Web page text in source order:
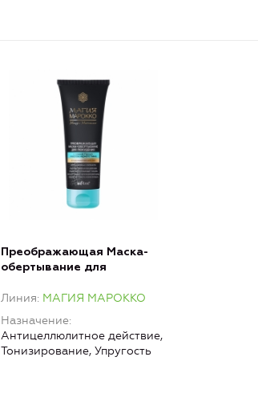
Преображающая Маска-
обертывание для
и маслом черного тмина
Линия МАГИЯ МАРОККО
Назначение
Антицеллюлитное действие,
Тонизирование, Упругость